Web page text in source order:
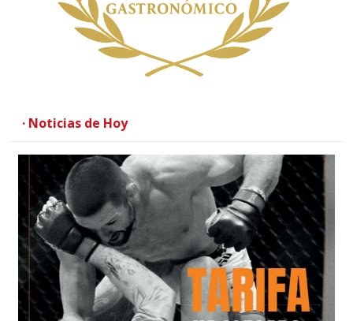
· Noticias de Hoy